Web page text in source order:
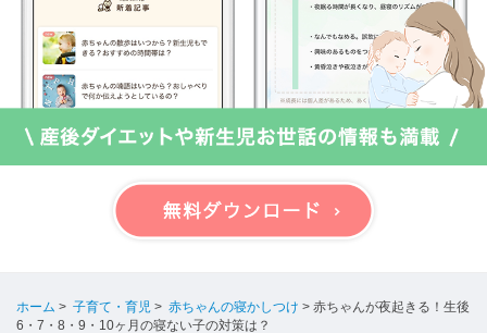
ホーム > 子育て・育児 > 赤ちゃんの寝かしつけ > 赤ちゃんが夜起きる！生後
6・7・8・9・10ヶ月の寝ない子の対策は？